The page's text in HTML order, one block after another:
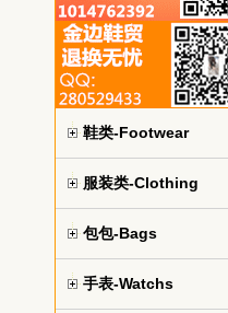
鞋类-Footwear
服装类-Clothing
包包-Bags
手表-Watchs